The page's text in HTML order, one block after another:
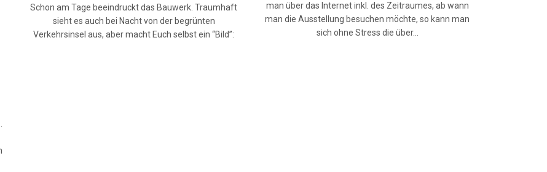
Schon am Tage beeindruckt das Bauwerk. Traumhaft
sieht es auch bei Nacht von der begrünten
Verkehrsinsel aus, aber macht Euch selbst ein “Bild”:
man über das Internet inkl. des Zeitraumes, ab wann
man die Ausstellung besuchen möchte, so kann man
sich ohne Stress die über…